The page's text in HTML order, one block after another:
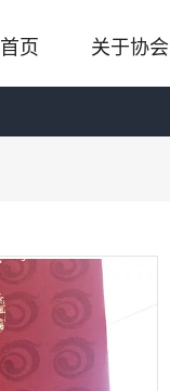
首页 关于协会